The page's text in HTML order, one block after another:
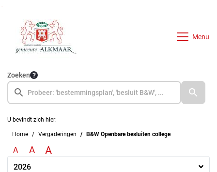
Menu
Zoeken
U bevindt zich hier:
Home Vergaderingen B&W Openbare besluiten college
A A A
2026